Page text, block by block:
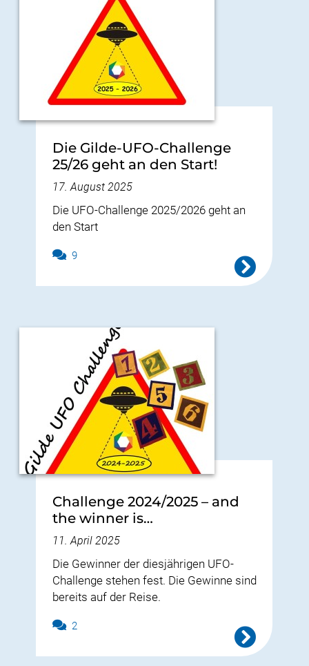
Die Gilde-UFO-Challenge
25/26 geht an den Start!
17. August 2025
Die UFO-Challenge 2025/2026 geht an
den Start
9
Challenge 2024/2025 – and
the winner is…
11. April 2025
Die Gewinner der diesjährigen UFO-
Challenge stehen fest. Die Gewinne sind
bereits auf der Reise.
2